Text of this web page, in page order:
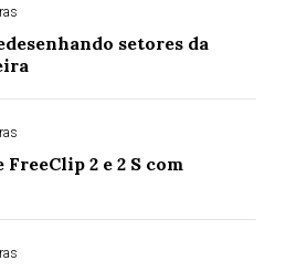
setores da
2 e 2 S com